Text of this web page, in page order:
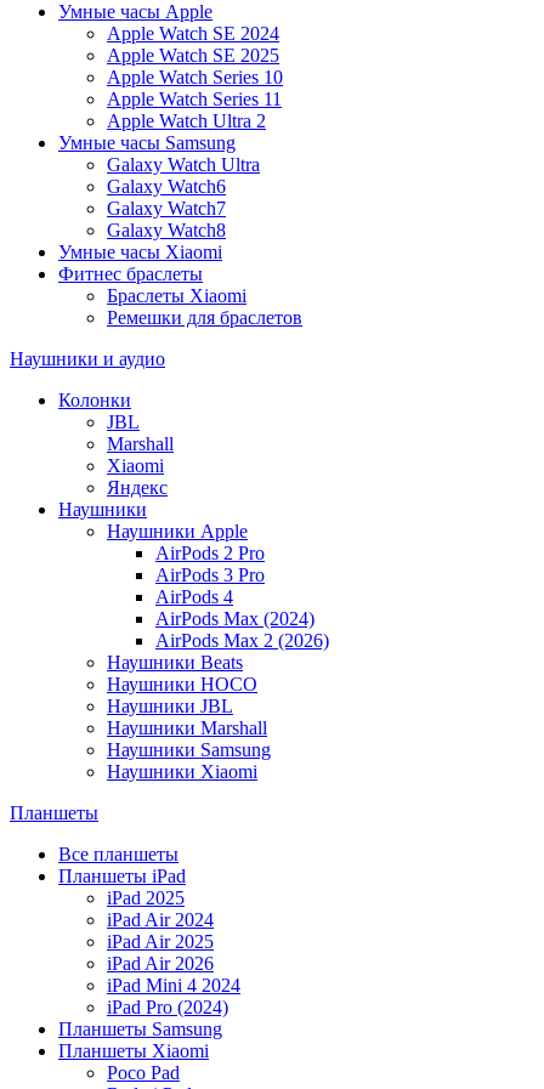
Умные часы Apple
Apple Watch SE 2024
Apple Watch SE 2025
Apple Watch Series 10
Apple Watch Series 11
Apple Watch Ultra 2
Умные часы Samsung
Galaxy Watch Ultra
Galaxy Watch6
Galaxy Watch7
Galaxy Watch8
Умные часы Xiaomi
Фитнес браслеты
Браслеты Xiaomi
Ремешки для браслетов
Наушники и аудио
Колонки
JBL
Marshall
Xiaomi
Яндекс
Наушники
Наушники Apple
AirPods 2 Pro
AirPods 3 Pro
AirPods 4
AirPods Max (2024)
AirPods Max 2 (2026)
Наушники Beats
Наушники HOCO
Наушники JBL
Наушники Marshall
Наушники Samsung
Наушники Xiaomi
Планшеты
Все планшеты
Планшеты iPad
iPad 2025
iPad Air 2024
iPad Air 2025
iPad Air 2026
iPad Mini 4 2024
iPad Pro (2024)
Планшеты Samsung
Планшеты Xiaomi
Poco Pad